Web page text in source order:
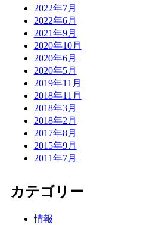
2022年7月
2022年6月
2021年9月
2020年10月
2020年6月
2020年5月
2019年11月
2018年11月
2018年3月
2018年2月
2017年8月
2015年9月
2011年7月
カテゴリー
情報